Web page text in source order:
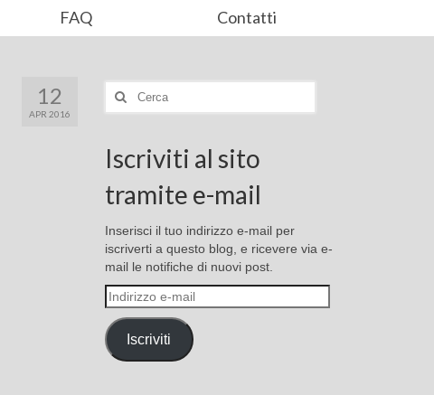
FAQ Contatti
12
APR 2016
Cerca:
Iscriviti al sito
tramite e-mail
Inserisci il tuo indirizzo e-mail per
iscriverti a questo blog, e ricevere via e-
mail le notifiche di nuovi post.
Indirizzo
e-
mail
Iscriviti